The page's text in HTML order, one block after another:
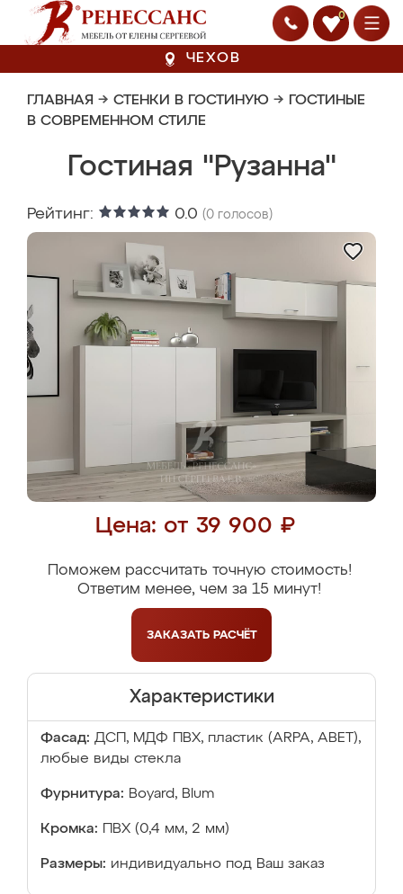
0
ЧЕХОВ
ГЛАВНАЯ → СТЕНКИ В ГОСТИНУЮ → ГОСТИНЫЕ
В СОВРЕМЕННОМ СТИЛЕ
Гостиная "Рузанна"
Рейтинг: 0.0 (0 голосов)
Цена: от 39 900 ₽
Поможем рассчитать точную стоимость!
Ответим менее, чем за 15 минут!
ЗАКАЗАТЬ РАСЧЁТ
Характеристики
Фасад: ДСП, МДФ ПВХ, пластик (ARPA, ABET),
любые виды стекла
Фурнитура: Boyard, Blum
Кромка: ПВХ (0,4 мм, 2 мм)
Размеры: индивидуально под Ваш заказ